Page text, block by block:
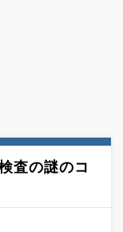
査の謎のコ